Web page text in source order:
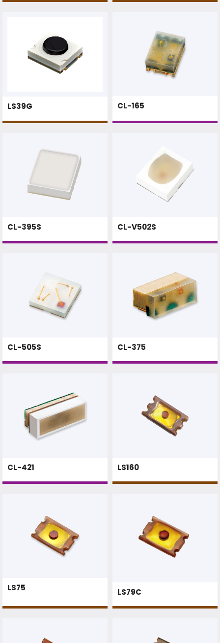
LS39G CL-165
CL-395S CL-V502S
CL-505S CL-375
CL-421 LS160
LS75 LS79C